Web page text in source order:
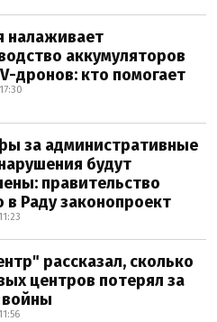
налаживает
аккумуляторов
дронов: кто помогает
за административные
будут
правительство
в Раду законопроект
рассказал, сколько
центров потерял за